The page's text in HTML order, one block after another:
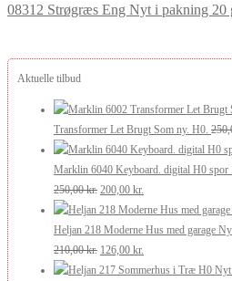
08312 Strøgræs Eng Nyt i pakning 20
Aktuelle tilbud
Transformer Let Brugt Som ny. H0.
Marklin 6040 Keyboard. digital H0 spor
250,00kr. Den
oprindelige
pris
var:
250,00 kr..
200,00 kr.
aktuelle
pris
200,00 kr..
Heljan 218 Moderne Hus med garage
210,00kr. Den
oprindelige
126,00 kr.
aktuelle